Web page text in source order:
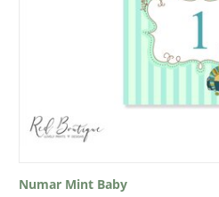
Numar Mint Baby